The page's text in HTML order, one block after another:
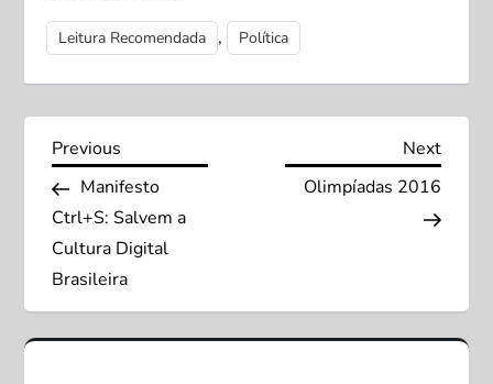
Leitura Recomendada , Política
N
a
v
e
Previous
Post
Previous
Manifesto
Ctrl+S: Salvem a
Cultura Digital
Brasileira
Next
Post
Next
Olimpíadas 2016